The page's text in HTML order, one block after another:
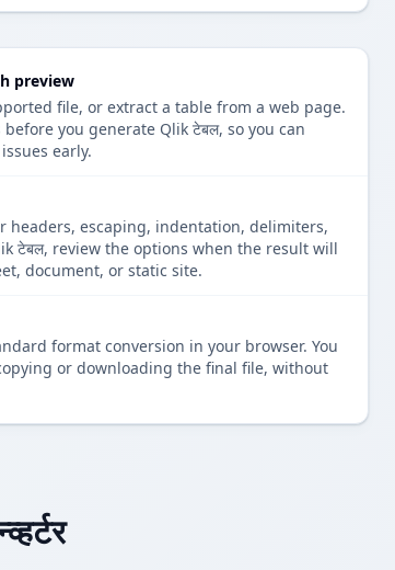
preview
file, or extract a table from a web page.
you generate Qlik टेबल, so you can
early.
headers, escaping, indentation, delimiters,
टेबल, review the options when the result will
document, or static site.
format conversion in your browser. You
or downloading the final file, without